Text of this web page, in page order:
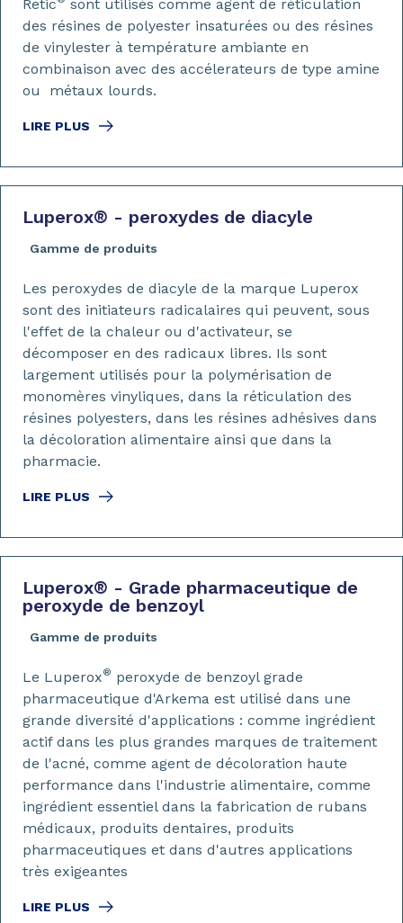
LIRE PLUS
Retic
sont utilisés comme agent de réticulation
des résines de polyester insaturées ou des résines
de vinylester à température ambiante en
combinaison avec des accélerateurs de type amine
ou métaux lourds.
Luperox® - peroxydes de diacyle
Gamme de produits
LIRE PLUS
Les peroxydes de diacyle de la marque Luperox
sont des initiateurs radicalaires qui peuvent, sous
l'effet de la chaleur ou d'activateur, se
décomposer en des radicaux libres. Ils sont
largement utilisés pour la polymérisation de
monomères vinyliques, dans la réticulation des
résines polyesters, dans les résines adhésives dans
la décoloration alimentaire ainsi que dans la
pharmacie.
Luperox® - Grade pharmaceutique de
peroxyde de benzoyl
Gamme de produits
LIRE PLUS
Le Luperox® peroxyde de benzoyl grade
pharmaceutique d'Arkema est utilisé dans une
grande diversité d'applications : comme ingrédient
actif dans les plus grandes marques de traitement
de l'acné, comme agent de décoloration haute
performance dans l'industrie alimentaire, comme
ingrédient essentiel dans la fabrication de rubans
médicaux, produits dentaires, produits
pharmaceutiques et dans d'autres applications
très exigeantes